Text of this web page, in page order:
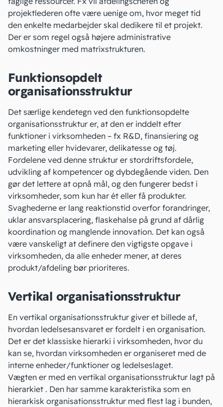
projektlederen ofte være uenige om, hvor meget tid
den enkelte medarbejder skal dedikere til et projekt.
Der er som regel også højere administrative
omkostninger med matrixstrukturen.
Funktionsopdelt
organisationsstruktur
Det særlige kendetegn ved den funktionsopdelte
organisationsstruktur er, at den er inddelt efter
funktioner i virksomheden – fx R&D, finansiering og
marketing eller hvidevarer, delikatesse og tøj.
Fordelene ved denne struktur er stordriftsfordele,
udvikling af kompetencer og dybdegående viden. Den
gør det lettere at opnå mål, og den fungerer bedst i
virksomheder, som kun har ét eller få produkter.
Svaghederne er lang reaktionstid overfor forandringer,
uklar ansvarsplacering, flaskehalse på grund af dårlig
koordination og manglende innovation. Det kan også
være vanskeligt at definere den vigtigste opgave i
virksomheden, da alle enheder mener, at deres
produkt/afdeling bør prioriteres.
Vertikal organisationsstruktur
En vertikal organisationsstruktur giver et billede af,
hvordan ledelsesansvaret er fordelt i en organisation.
Det er det klassiske hierarki i virksomheden, hvor du
kan se, hvordan virksomheden er organiseret med de
interne enheder/funktioner og ledelseslaget.
Vægten er med en vertikal organisationsstruktur lagt på
hierarkiet . Den har samme karakteristika som en
hierarkisk organisationsstruktur med flest lag i bunden,